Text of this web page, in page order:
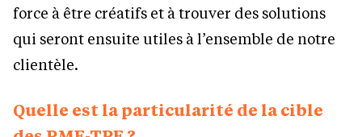
force à être créatifs et à trouver des solutions
qui seront ensuite utiles à l’ensemble de notre
clientèle.
Quelle est la particularité de la cible